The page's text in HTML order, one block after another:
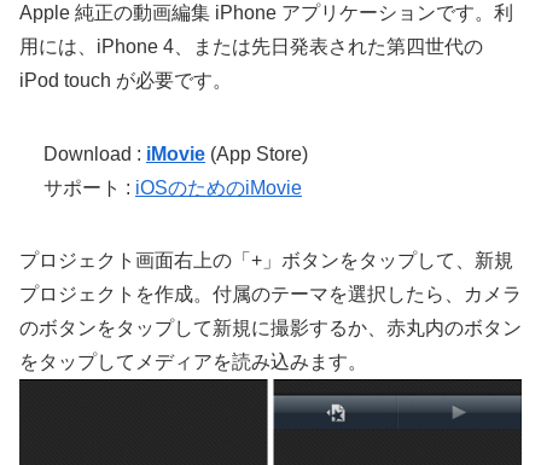
Apple 純正の動画編集 iPhone アプリケーションです。利
用には、iPhone 4、または先日発表された第四世代の
iPod touch が必要です。
Download : iMovie (App Store)
サポート : iOSのためのiMovie
プロジェクト画面右上の「+」ボタンをタップして、新規
プロジェクトを作成。付属のテーマを選択したら、カメラ
のボタンをタップして新規に撮影するか、赤丸内のボタン
をタップしてメディアを読み込みます。